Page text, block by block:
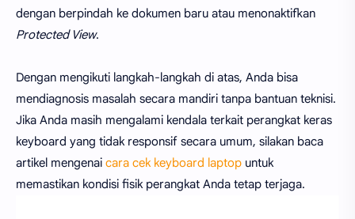
dengan berpindah ke dokumen baru atau menonaktifkan
Protected View.
Dengan mengikuti langkah-langkah di atas, Anda bisa
mendiagnosis masalah secara mandiri tanpa bantuan teknisi.
Jika Anda masih mengalami kendala terkait perangkat keras
keyboard yang tidak responsif secara umum, silakan baca
artikel mengenai cara cek keyboard laptop untuk
memastikan kondisi fisik perangkat Anda tetap terjaga.